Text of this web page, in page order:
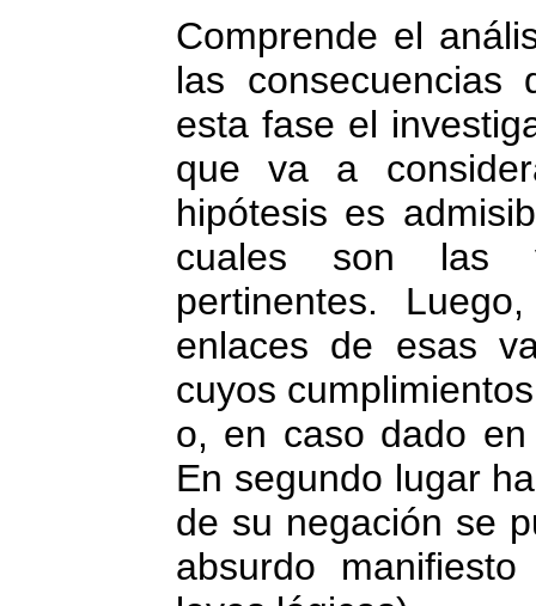
Comprende el
las
esta fase el
que va a
hipótesis es
cuales son las
pertinentes.
enlaces de esas
cuyos
o, en caso dado en
En segundo lugar
de su negación se
absurdo